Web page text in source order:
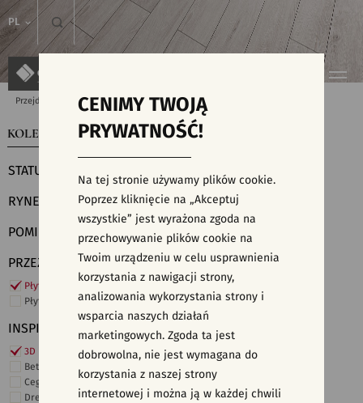
PL
Przejdź do strony głównej Kolekcje
KOLEKCJE WYSZUKIWARKA PŁYTEK
STATUS
RYNEK
POMIESZCZENIE
PRZEZNACZENIE
Płytki ścienne
Płytki podłogowe
INSPIRACJE
3D i struktury
Beton
Cegiełki
Drewno
CENIMY TWOJĄ
PRYWATNOŚĆ!
Na tej stronie używamy plików cookie.
Poprzez kliknięcie na „Akceptuj
wszystkie” jest wyrażona zgoda na
przechowywanie plików cookie na
Twoim urządzeniu w celu usprawnienia
korzystania z nawigacji strony,
analizowania wykorzystania strony i
wsparcia naszych działań
marketingowych. Zgoda ta jest
dobrowolna, nie jest wymagana do
korzystania z naszej strony
internetowej i można ją w każdej chwili